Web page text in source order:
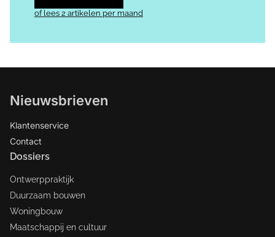
of lees 2 artikelen per maand
Nieuwsbrieven
Klantenservice
Contact
Dossiers
Ontwerppraktijk
Duurzaam bouwen
Woningbouw
Maatschappij en cultuur